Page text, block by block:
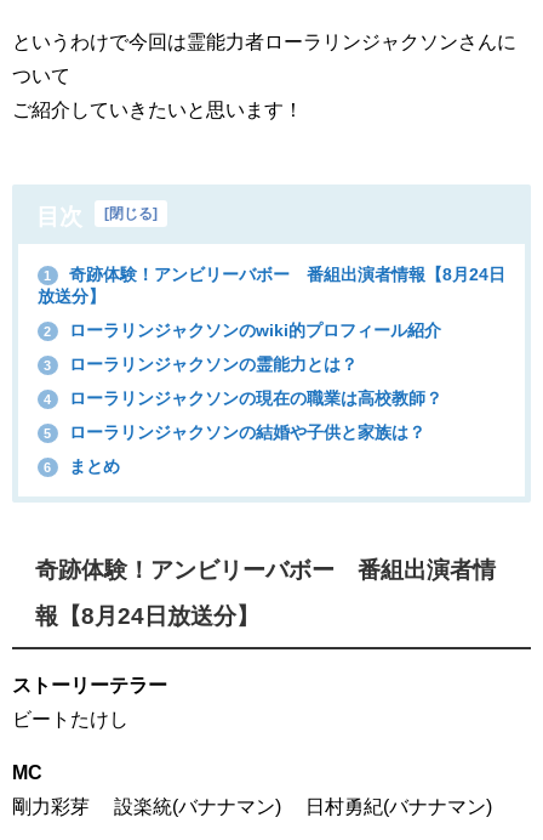
というわけで今回は霊能力者ローラリンジャクソンさんに
ついて
ご紹介していきたいと思います！
目次 閉じる
1
奇跡体験！アンビリーバボー 番組出演者情報【8月24日
放送分】
2 ローラリンジャクソンのwiki的プロフィール紹介
3 ローラリンジャクソンの霊能力とは？
4 ローラリンジャクソンの現在の職業は高校教師？
5 ローラリンジャクソンの結婚や子供と家族は？
6 まとめ
奇跡体験！アンビリーバボー 番組出演者情
報【8月24日放送分】
ストーリーテラー
ビートたけし
MC
剛力彩芽 設楽統(バナナマン) 日村勇紀(バナナマン)